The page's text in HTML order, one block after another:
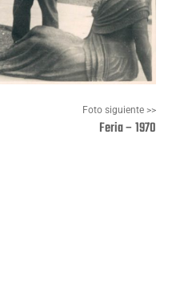
Foto siguiente >>
Feria – 1970